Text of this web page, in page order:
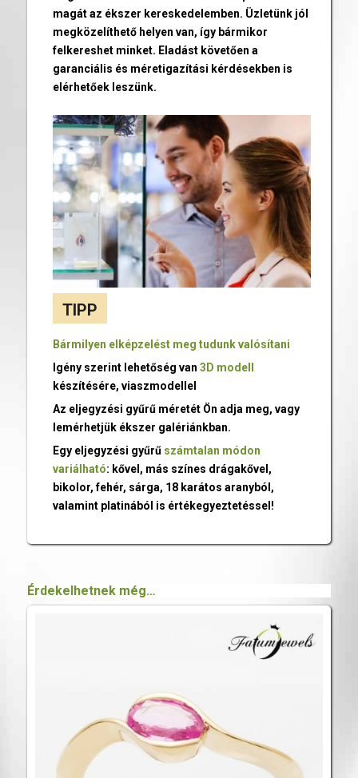
magát az ékszer kereskedelemben. Üzletünk jól
megközelíthető helyen van, így bármikor
felkereshet minket. Eladást követően a
garanciális és méretigazítási kérdésekben is
elérhetőek leszünk.
TIPP
Bármilyen elképzelést meg tudunk valósítani
Igény szerint lehetőség van 3D modell
készítésére, viaszmodellel
Az eljegyzési gyűrű méretét Ön adja meg, vagy
lemérhetjük ékszer galériánkban.
Egy eljegyzési gyűrű számtalan módon
variálható: kővel, más színes drágakővel,
bikolor, fehér, sárga, 18 karátos aranyból,
valamint platinából is értékegyeztetéssel!
Érdekelhetnek még…